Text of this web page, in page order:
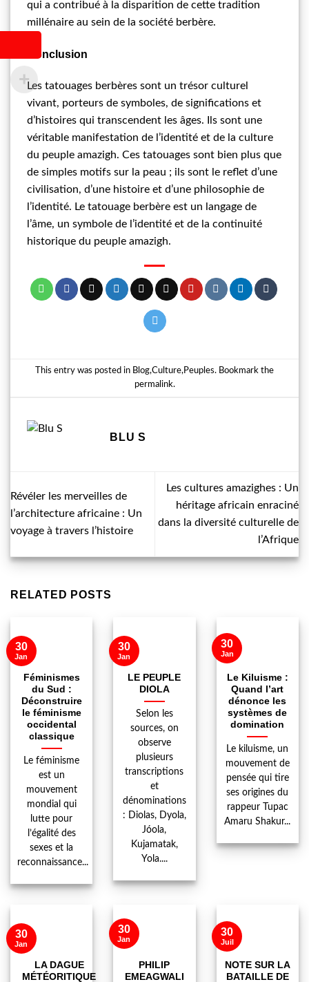
qui a contribué à la disparition de cette tradition
millénaire au sein de la société berbère.
Conclusion
Les tatouages berbères sont un trésor culturel
vivant, porteurs de symboles, de significations et
d’histoires qui transcendent les âges. Ils sont une
véritable manifestation de l’identité et de la culture
du peuple amazigh. Ces tatouages sont bien plus que
de simples motifs sur la peau ; ils sont le reflet d’une
civilisation, d’une histoire et d’une philosophie de
l’identité. Le tatouage berbère est un langage de
l’âme, un symbole de l’identité et de la continuité
historique du peuple amazigh.
This entry was posted in Blog,Culture,Peuples. Bookmark the
permalink.
BLU S
Révéler les merveilles de
l’architecture africaine : Un
voyage à travers l’histoire
Les cultures amazighes : Un
héritage africain enraciné
dans la diversité culturelle de
l’Afrique
RELATED POSTS
Féminismes
du Sud :
Déconstruire
le féminisme
occidental
classique
Le féminisme
est un
mouvement
mondial qui
lutte pour
l’égalité des
sexes et la
reconnaissance...
30
Jan
LE PEUPLE
DIOLA
Selon les
sources, on
observe
plusieurs
transcriptions
et
dénominations
: Diolas, Dyola,
Jóola,
Kujamatak,
Yola....
30
Jan
Le Kiluisme :
Quand l’art
dénonce les
systèmes de
domination
Le kiluisme, un
mouvement de
pensée qui tire
ses origines du
rappeur Tupac
Amaru Shakur...
30
Jan
LA DAGUE
MÉTÉORITIQUE
30
Jan
PHILIP
EMEAGWALI
30
Jan
NOTE SUR LA
BATAILLE DE
30
Juil